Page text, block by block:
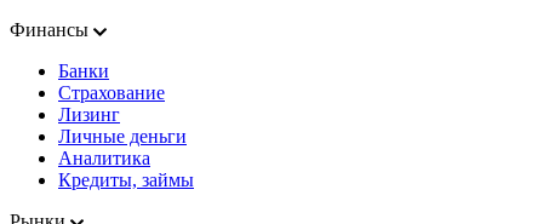
Финансы
Банки
Страхование
Лизинг
Личные деньги
Аналитика
Кредиты, займы